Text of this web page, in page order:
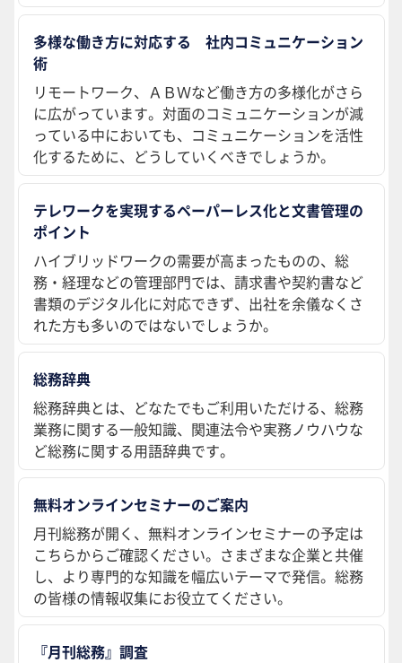
多様な働き方に対応する 社内コミュニケーション
術
リモートワーク、ＡＢＷなど働き方の多様化がさら
に広がっています。対面のコミュニケーションが減
っている中においても、コミュニケーションを活性
化するために、どうしていくべきでしょうか。
テレワークを実現するペーパーレス化と文書管理の
ポイント
ハイブリッドワークの需要が高まったものの、総
務・経理などの管理部門では、請求書や契約書など
書類のデジタル化に対応できず、出社を余儀なくさ
れた方も多いのではないでしょうか。
総務辞典
総務辞典とは、どなたでもご利用いただける、総務
業務に関する一般知識、関連法令や実務ノウハウな
ど総務に関する用語辞典です。
無料オンラインセミナーのご案内
月刊総務が開く、無料オンラインセミナーの予定は
こちらからご確認ください。さまざまな企業と共催
し、より専門的な知識を幅広いテーマで発信。総務
の皆様の情報収集にお役立てください。
『月刊総務』調査